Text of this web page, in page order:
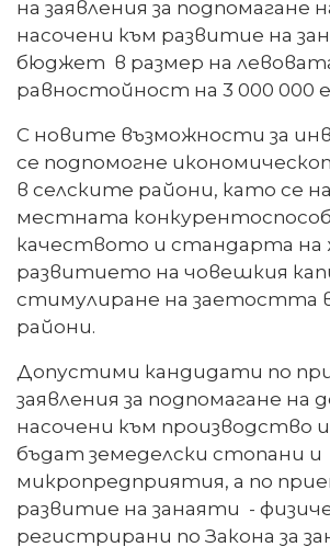
на заявления за подпомагане
насочени към развитие на
бюджет в размер на
равностойност на 3 000 000
С новите възможности за
се подпомогне
в селските райони, като се
местната
качеството и стандарта на
развитието на човешкия
стимулиране на заетостта
райони.
Допустими кандидати по
заявления за подпомагане на
насочени към производство
бъдат земеделски стопани и
микропредприятия, а по
развитие на занаяти -
регистрирани по Закона за